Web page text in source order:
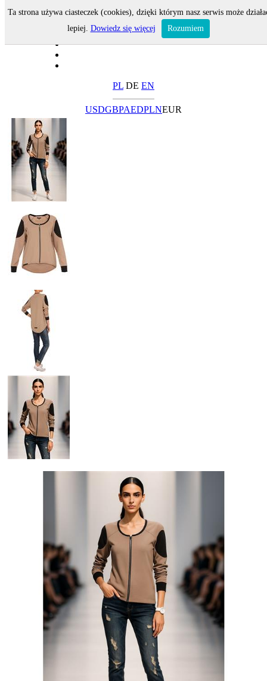
PL DE EN
USDGBPAEDPLNEUR
Ta strona używa ciasteczek (cookies), dzięki którym nasz serwis może
lepiej. Dowiedz się więcej Rozumiem